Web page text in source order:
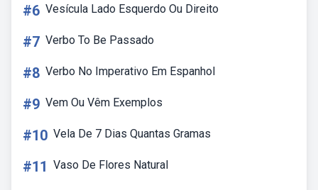
#6 Vesícula Lado Esquerdo Ou Direito
#7 Verbo To Be Passado
#8 Verbo No Imperativo Em Espanhol
#9 Vem Ou Vêm Exemplos
#10 Vela De 7 Dias Quantas Gramas
#11 Vaso De Flores Natural